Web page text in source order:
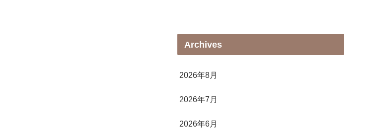
Archives
2026年8月
2026年7月
2026年6月